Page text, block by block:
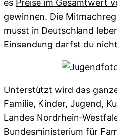
es Preise im Gesamtwert
gewinnen. Die
musst in Deutschland
Einsendung darfst du
Unterstützt wird das
Familie, Kinder, Jugend,
Landes Nordrhein-
Bundesministerium für